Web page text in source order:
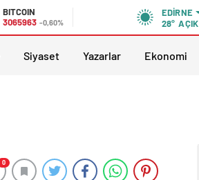
BITCOIN
3065963 -0,60%
EDIRNE
28° AÇIK
Siyaset Yazarlar Ekonomi
0